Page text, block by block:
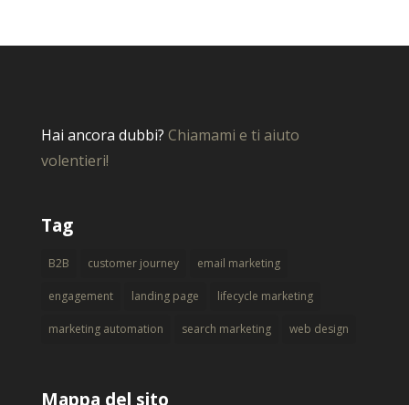
Hai ancora dubbi? Chiamami e ti aiuto
volentieri!
Tag
B2B customer journey email marketing
engagement landing page lifecycle marketing
marketing automation search marketing web design
Mappa del sito